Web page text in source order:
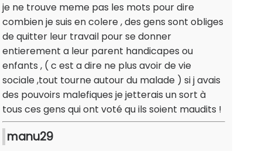
je ne trouve meme pas les mots pour dire
combien je suis en colere , des gens sont obliges
de quitter leur travail pour se donner
entierement a leur parent handicapes ou
enfants , ( c est a dire ne plus avoir de vie
sociale ,tout tourne autour du malade ) si j avais
des pouvoirs malefiques je jetterais un sort à
tous ces gens qui ont voté qu ils soient maudits !
manu29